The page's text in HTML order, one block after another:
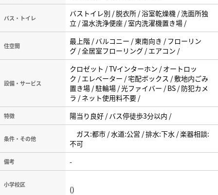
バス・トイレ
バストイレ別 / 脱衣所 / 浴室乾燥機 / 洗面所独
立 / 温水洗浄便座 / 室内洗濯機置き場 /
住空間
最上階 / バルコニー / 東南向き / フローリン
グ / 全居室フローリング / エアコン /
設備・サービス
クロゼット / TVインターホン / オートロッ
ク / エレベーター / 宅配ボックス / 敷地内ごみ
置き場 / 駐輪場 / 光ファイバー / BS / 防犯カメ
ラ / ネット使用料不要 /
特徴 陽当り良好 / バス停徒歩3分以内 /
条件・その他
ガス:都市 / 水道:公営 / 排水:下水 / 楽器相談:
不可
備考 -
小学校区 ()